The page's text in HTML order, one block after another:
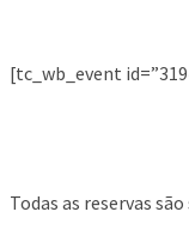
[tc_wb_event
Todas as reservas